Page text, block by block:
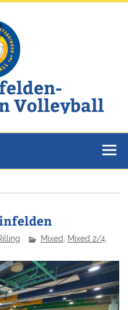
Volleyball
Mixed, Mixed 2/4,